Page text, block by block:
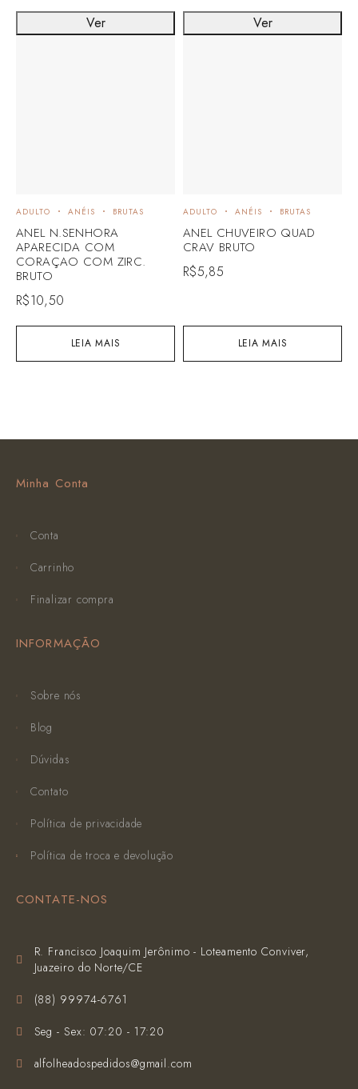
LEIA MAIS
ADULTO ANÉIS BRUTAS
ANEL N.SENHORA
APARECIDA COM
CORAÇAO COM ZIRC.
BRUTO
R$10,50
Ver
LEIA MAIS
ADULTO ANÉIS BRUTAS
ANEL CHUVEIRO QUAD
CRAV BRUTO
R$5,85
Ver
Minha Conta
Conta
Carrinho
Finalizar compra
INFORMAÇÃO
Sobre nós
Blog
Dúvidas
Contato
Política de privacidade
Política de troca e devolução
CONTATE-NOS
R. Francisco Joaquim Jerônimo - Loteamento Conviver,
Juazeiro do Norte/CE
(‪88) 99974-6761‬
Seg - Sex: 07:20 - 17:20
alfolheadospedidos@gmail.com